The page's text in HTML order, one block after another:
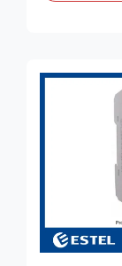
Power Supply
3C, FCC,
Application: